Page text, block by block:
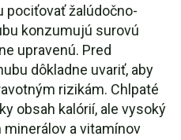
pociťovať žalúdočno-
konzumujú surovú
upravenú. Pred
dôkladne uvariť, aby
rizikám. Chlpaté
obsah kalórií, ale vysoký
a vitamínov